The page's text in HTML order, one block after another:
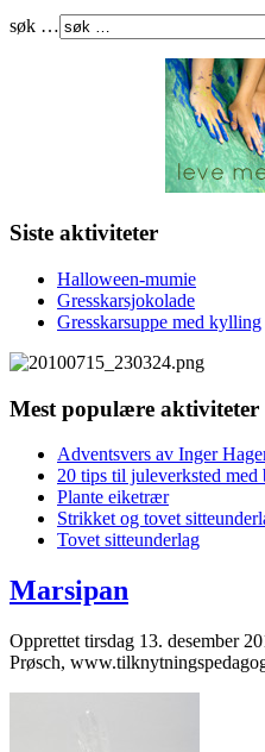
søk …
Siste aktiviteter
Halloween-mumie
Gresskarsjokolade
Gresskarsuppe med kylling
Mest populære aktiviteter
Adventsvers av Inger
20 tips til juleverksted med
Plante eiketrær
Strikket og tovet
Tovet sitteunderlag
Marsipan
Opprettet tirsdag 13. desember
Prøsch,